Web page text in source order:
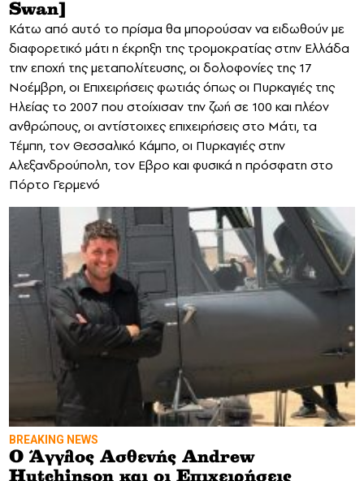
Swan]
Κάτω από αυτό το πρίσμα θα μπορούσαν να ειδωθούν με
διαφορετικό μάτι η έκρηξη της τρομοκρατίας στην Ελλάδα
την εποχή της μεταπολίτευσης, οι δολοφονίες της 17
Νοέμβρη, οι Επιχειρήσεις φωτιάς όπως οι Πυρκαγιές της
Ηλείας το 2007 που στοίχισαν την ζωή σε 100 και πλέον
ανθρώπους, οι αντίστοιχες επιχειρήσεις στο Μάτι, τα
Τέμπη, τον Θεσσαλικό Κάμπο, οι Πυρκαγιές στην
Αλεξανδρούπολη, τον Εβρο και φυσικά η πρόσφατη στο
Πόρτο Γερμενό
BREAKING NEWS
Ο Άγγλος Ασθενής Andrew
Hutchinson και οι Επιχειρήσεις